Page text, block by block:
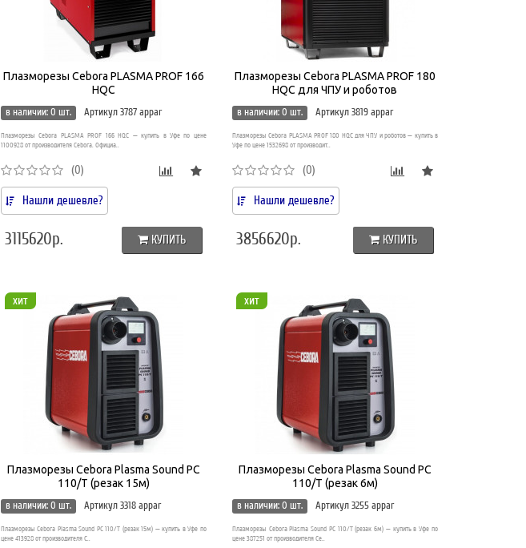
Плазморезы Cebora PLASMA PROF 166
HQC
в наличии: 0 шт.
Артикул 3787 appar
Плазморезы Cebora PLASMA PROF 166 HQC — купить в Уфе по цене
1100928 от производителя Cebora. Официа..
(0)
Нашли дешевле?
3115620р. КУПИТЬ
Плазморезы Cebora PLASMA PROF 180
HQC для ЧПУ и роботов
в наличии: 0 шт.
Артикул 3819 appar
Плазморезы Cebora PLASMA PROF 180 HQC для ЧПУ и роботов — купить в
Уфе по цене 1532698 от производит..
(0)
Нашли дешевле?
3856620р. КУПИТЬ
хит
Плазморезы Cebora Plasma Sound PC
110/T (резак 15м)
в наличии: 0 шт.
Артикул 3318 appar
Плазморезы Cebora Plasma Sound PC 110/T (резак 15м) — купить в Уфе по
цене 413928 от производителя C..
хит
Плазморезы Cebora Plasma Sound PC
110/T (резак 6м)
в наличии: 0 шт.
Артикул 3255 appar
Плазморезы Cebora Plasma Sound PC 110/T (резак 6м) — купить в Уфе по
цене 387251 от производителя Ce..